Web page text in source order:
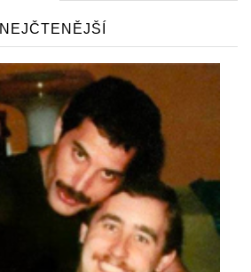
NEJČTENĚJŠÍ